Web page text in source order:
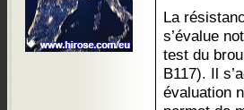
La
s’évalue
test du
B117). Il
évaluation